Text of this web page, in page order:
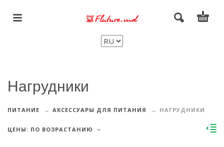
Нагрудники
ПИТАНИЕ АКСЕССУАРЫ ДЛЯ ПИТАНИЯ НАГРУДНИКИ
ЦЕНЫ: ПО ВОЗРАСТАНИЮ